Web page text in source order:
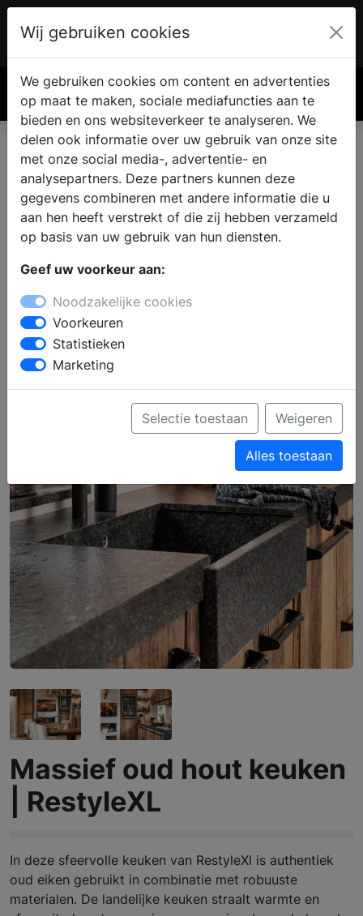
€ 0.00
Massief oud hout keuken
| RestyleXL
In deze sfeervolle keuken van RestyleXl is authentiek
oud eiken gebruikt in combinatie met robuuste
materialen. De landelijke keuken straalt warmte en
Wij gebruiken cookies
We gebruiken cookies om content en advertenties
op maat te maken, sociale mediafuncties aan te
bieden en ons websiteverkeer te analyseren. We
delen ook informatie over uw gebruik van onze site
met onze social media-, advertentie- en
analysepartners. Deze partners kunnen deze
gegevens combineren met andere informatie die u
aan hen heeft verstrekt of die zij hebben verzameld
op basis van uw gebruik van hun diensten.
Geef uw voorkeur aan:
Noodzakelijke cookies
Voorkeuren
Statistieken
Marketing
Selectie toestaan Weigeren
Alles toestaan